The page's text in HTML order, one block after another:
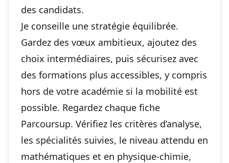
des candidats.
Je conseille une stratégie équilibrée.
Gardez des vœux ambitieux, ajoutez des
choix intermédiaires, puis sécurisez avec
des formations plus accessibles, y compris
hors de votre académie si la mobilité est
possible. Regardez chaque fiche
Parcoursup. Vérifiez les critères d’analyse,
les spécialités suivies, le niveau attendu en
mathématiques et en physique-chimie,